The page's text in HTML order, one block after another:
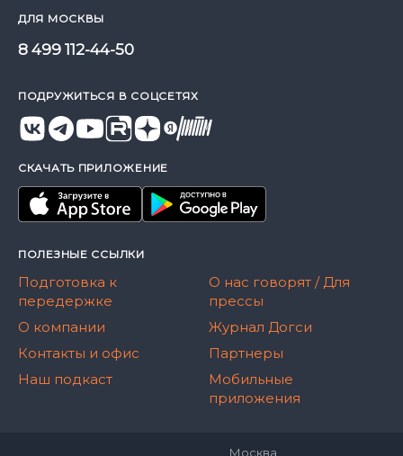
ДЛЯ МОСКВЫ
8 499 112-44-50
ПОДРУЖИТЬСЯ В СОЦСЕТЯХ
СКАЧАТЬ ПРИЛОЖЕНИЕ
ПОЛЕЗНЫЕ ССЫЛКИ
Подготовка к
передержке
О компании
Контакты и офис
Наш подкаст
О нас говорят / Для
прессы
Журнал Догси
Партнеры
Мобильные
приложения
Москва